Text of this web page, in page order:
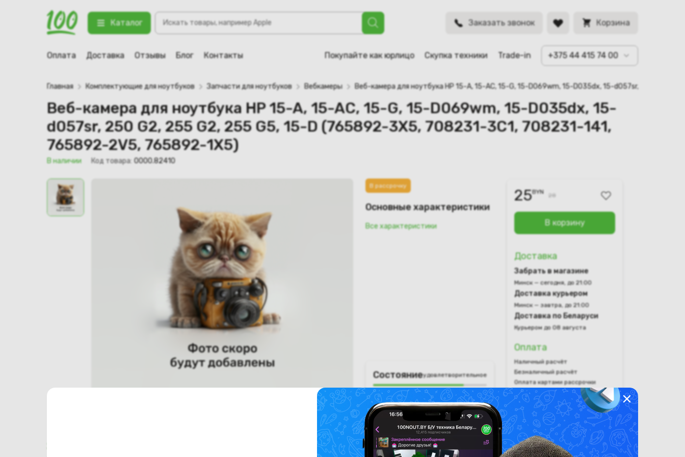
Каталог
товаров
Заказать звонок Корзина
Оплата Доставка Отзывы Блог Контакты Покупайте как юрлицо Скупка техники Trade-in +375 44 415 74 00
Веб-камера для ноутбука HP 15-A, 15-AC, 15-G, 15-D069wm, 15-D035dx, 15-d057sr, 250 G2, 255 G2, 255 G5, 15-D
(765892-3X5, 708231-3C1, 708231-141, 765892-2V5, 765892-1X5)
BYN
Главная Комплектующие для ноутбуков Запчасти для ноутбуков Вебкамеры Веб-камера для ноутбука HP 15-A, 15-AC, 15-G, 15-D069wm, 15-D035dx, 15-d057sr, 250 G2,
Веб-камера для ноутбука HP 15-A, 15-AC, 15-G, 15-D069wm, 15-D035dx, 15-
d057sr, 250 G2, 255 G2, 255 G5, 15-D (765892-3X5, 708231-3C1, 708231-141,
765892-2V5, 765892-1X5)
В наличии Код товара: 0000.82410
В рассрочку
Основные характеристики
Все характеристики
Состояниеудовлетворительное
25BYN 28
В корзину
Доставка
Забрать в магазине
Минск — сегодня, до 21:00
Доставка курьером
Минск — завтра, до 21:00
Доставка по Беларуси
Курьером до 08 августа
Оплата
Наличный расчёт
Безналичный расчёт
Оплата картами рассрочки